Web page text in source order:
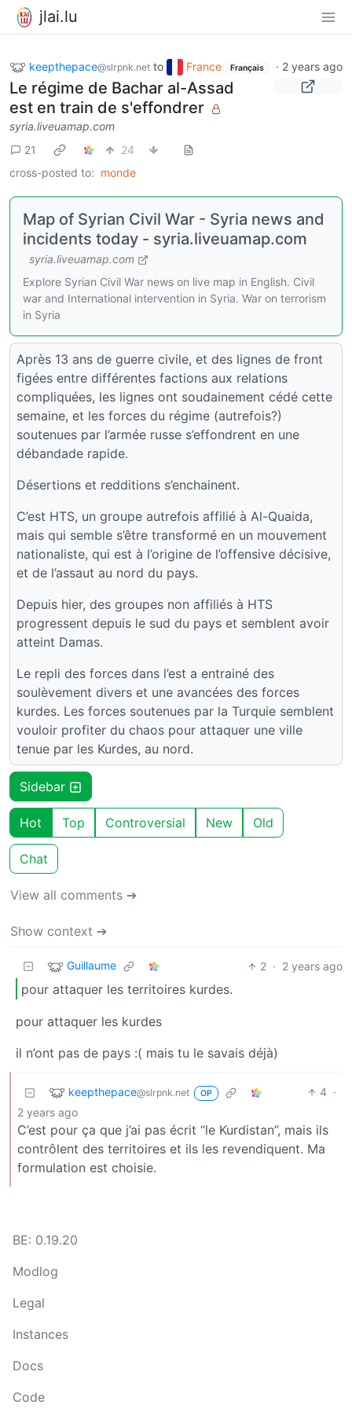
jlai.lu
keepthepace@slrpnk.net to France Français · 2 years ago
Le régime de Bachar al-Assad
est en train de s'effondrer
syria.liveuamap.com
21
24
cross-posted to: monde
Map of Syrian Civil War - Syria news and
incidents today - syria.liveuamap.com
syria.liveuamap.com
Explore Syrian Civil War news on live map in English. Civil
war and International intervention in Syria. War on terrorism
in Syria
Après 13 ans de guerre civile, et des lignes de front
figées entre différentes factions aux relations
compliquées, les lignes ont soudainement cédé cette
semaine, et les forces du régime (autrefois?)
soutenues par l’armée russe s’effondrent en une
débandade rapide.
Désertions et redditions s’enchainent.
C’est HTS, un groupe autrefois affilié à Al-Quaida,
mais qui semble s’être transformé en un mouvement
nationaliste, qui est à l’origine de l’offensive décisive,
et de l’assaut au nord du pays.
Depuis hier, des groupes non affiliés à HTS
progressent depuis le sud du pays et semblent avoir
atteint Damas.
Le repli des forces dans l’est a entrainé des
soulèvement divers et une avancées des forces
kurdes. Les forces soutenues par la Turquie semblent
vouloir profiter du chaos pour attaquer une ville
tenue par les Kurdes, au nord.
Sidebar
Hot Top Controversial New Old
Chat
View all comments ➔
Show context ➔
Guillaume 2 · 2 years ago
pour attaquer les territoires kurdes.
pour attaquer les kurdes
il n’ont pas de pays :( mais tu le savais déjà)
keepthepace@slrpnk.net OP 4 ·
2 years ago
C’est pour ça que j’ai pas écrit “le Kurdistan”, mais ils
contrôlent des territoires et ils les revendiquent. Ma
formulation est choisie.
BE: 0.19.20
Modlog
Legal
Instances
Docs
Code